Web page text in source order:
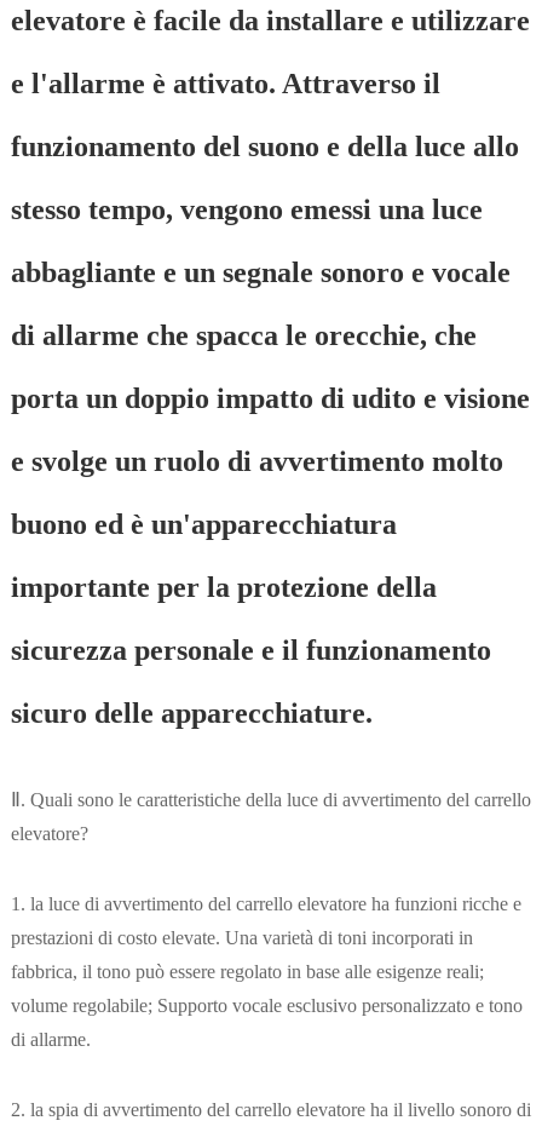
elevatore è facile da installare e utilizzare
e l'allarme è attivato. Attraverso il
funzionamento del suono e della luce allo
stesso tempo, vengono emessi una luce
abbagliante e un segnale sonoro e vocale
di allarme che spacca le orecchie, che
porta un doppio impatto di udito e visione
e svolge un ruolo di avvertimento molto
buono ed è un'apparecchiatura
importante per la protezione della
sicurezza personale e il funzionamento
sicuro delle apparecchiature.
Ⅱ. Quali sono le caratteristiche della luce di avvertimento del carrello
elevatore?
1. la luce di avvertimento del carrello elevatore ha funzioni ricche e
prestazioni di costo elevate. Una varietà di toni incorporati in
fabbrica, il tono può essere regolato in base alle esigenze reali;
volume regolabile; Supporto vocale esclusivo personalizzato e tono
di allarme.
2. la spia di avvertimento del carrello elevatore ha il livello sonoro di